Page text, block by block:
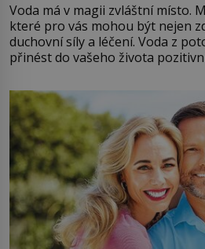
Voda má v magii zvláštní místo.
které pro vás mohou být nejen
duchovní síly a léčení. Voda z
přinést do vašeho života
můžete obohatit své rituály a
větší harmonii a klid. Je důležité